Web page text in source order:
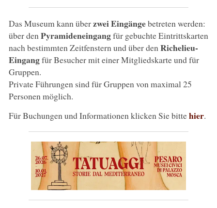
Das Museum kann überzwei Eingängebetreten werden:
über den Pyramideneingangfür gebuchte Eintrittskarten
nach bestimmten Zeitfenstern und über den Richelieu-
Eingangfür Besucher mit einer Mitgliedskarte und für
Gruppen.
Private Führungen sind für Gruppen von maximal 25
Personen möglich.
Für Buchungen und Informationen klicken Sie bittehier.